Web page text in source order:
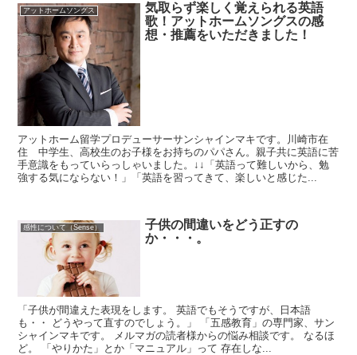
アットホームソングス
気取らず楽しく覚えられる英語
歌！アットホームソングスの感
想・推薦をいただきました！
アットホーム留学プロデューサーサンシャインマキです。川崎市在
住 中学生、高校生のお子様をお持ちのパパさん。親子共に英語に苦
手意識をもっていらっしゃいました。↓↓「英語って難しいから、勉
強する気にならない！」「英語を習ってきて、楽しいと感じた...
感性について（Sense）
子供の間違いをどう正すの
か・・・。
「子供が間違えた表現をします。 英語でもそうですが、日本語
も・・ どうやって直すのでしょう。」 「五感教育」の専門家、サン
シャインマキです。 メルマガの読者様からの悩み相談です。 なるほ
ど。 「やりかた」とか「マニュアル」って 存在しな...